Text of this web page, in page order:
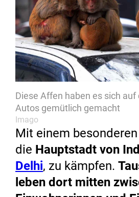
Diese Affen haben es sich
Autos gemütlich gemacht
Imago
Mit einem
die Hauptstadt von
Delhi, zu kämpfen.
leben dort mitten